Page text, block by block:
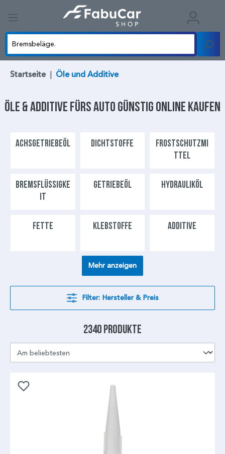
Startseite | Öle und Additive
Öle & Additive fürs Auto günstig online kaufen
ACHSGETRIEBEÖL DICHTSTOFFE
FROSTSCHUTZMI
TTEL
BREMSFLÜSSIGKE
IT
GETRIEBEÖL HYDRAULIKÖL
FETTE KLEBSTOFFE ADDITIVE
Mehr anzeigen
Filter: Hersteller & Preis
2340 Produkte